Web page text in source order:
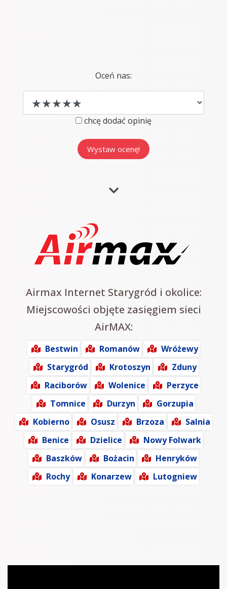
Oceń nas:
chcę dodać opinię
Airmax Internet Starygród i okolice:
Miejscowości objęte zasięgiem sieci
AirMAX:
Bestwin Romanów
Wróżewy
Starygród
Krotoszyn
Zduny
Raciborów
Wolenice
Perzyce
Tomnice
Durzyn
Gorzupia
Kobierno
Osusz Brzoza
Salnia
Benice
Dzielice
Nowy Folwark
Baszków
Bożacin
Henryków
Rochy
Konarzew Lutogniew